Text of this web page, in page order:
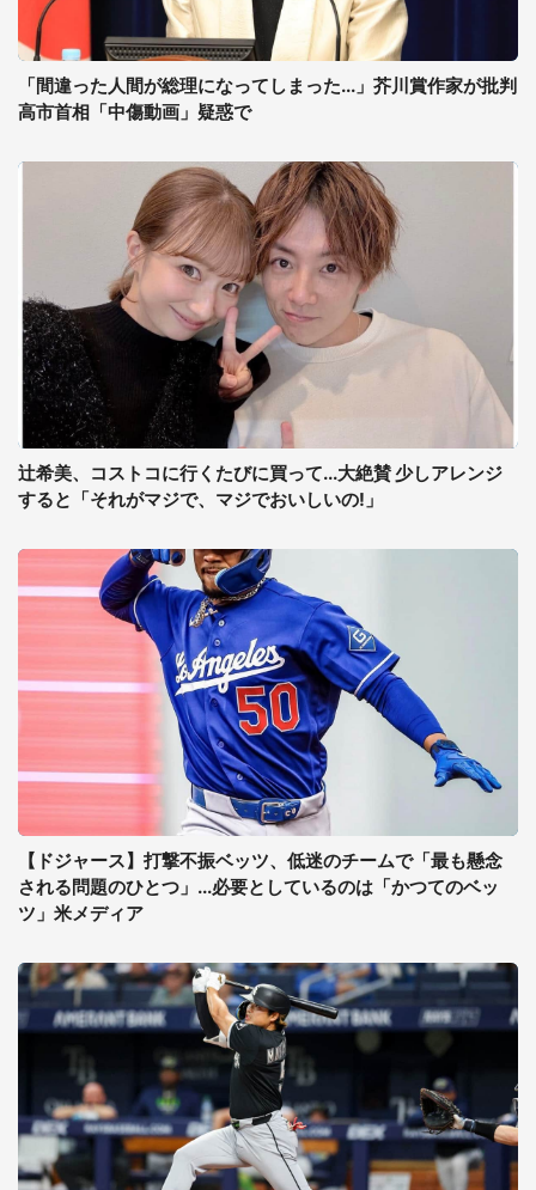
「間違った人間が総理になってしまった...」芥川賞作家が批判
高市首相「中傷動画」疑惑で
辻希美、コストコに行くたびに買って...大絶賛 少しアレンジ
すると「それがマジで、マジでおいしいの!」
【ドジャース】打撃不振ベッツ、低迷のチームで「最も懸念
される問題のひとつ」...必要としているのは「かつてのベッ
ツ」米メディア